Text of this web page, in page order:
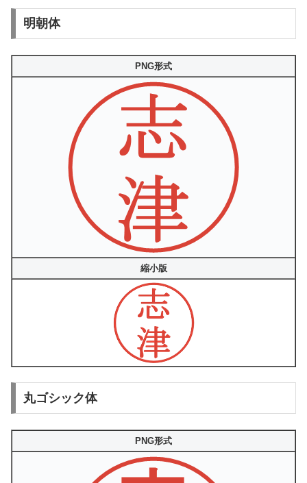
明朝体
PNG形式
縮小版
丸ゴシック体
PNG形式